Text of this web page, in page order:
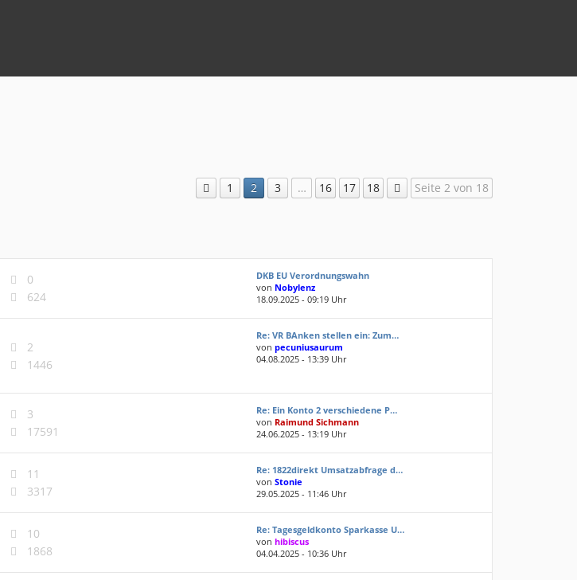
1 2 3 … 16 17 18 Seite 2 von 18
0
624
DKB EU Verordnungswahn
von Nobylenz
18.09.2025 - 09:19 Uhr
2
1446
Re: VR BAnken stellen ein: Zum…
vonpecuniusaurum
04.08.2025 - 13:39 Uhr
3
17591
Re: Ein Konto 2 verschiedene P…
von Raimund Sichmann
24.06.2025 - 13:19 Uhr
11
3317
Re: 1822direkt Umsatzabfrage d…
vonStonie
29.05.2025 - 11:46 Uhr
10
1868
Re: Tagesgeldkonto Sparkasse U…
vonhibiscus
04.04.2025 - 10:36 Uhr